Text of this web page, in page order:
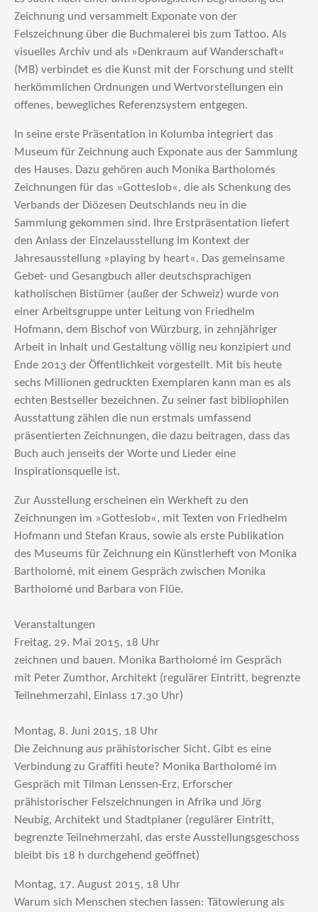
Zeichnung und versammelt Exponate von der
Felszeichnung über die Buchmalerei bis zum Tattoo. Als
visuelles Archiv und als »Denkraum auf Wanderschaft«
(MB) verbindet es die Kunst mit der Forschung und stellt
herkömmlichen Ordnungen und Wertvorstellungen ein
offenes, bewegliches Referenzsystem entgegen.
In seine erste Präsentation in Kolumba integriert das
Museum für Zeichnung auch Exponate aus der Sammlung
des Hauses. Dazu gehören auch Monika Bartholomés
Zeichnungen für das »Gotteslob«, die als Schenkung des
Verbands der Diözesen Deutschlands neu in die
Sammlung gekommen sind. Ihre Erstpräsentation liefert
den Anlass der Einzelausstellung im Kontext der
Jahresausstellung »playing by heart«. Das gemeinsame
Gebet- und Gesangbuch aller deutschsprachigen
katholischen Bistümer (außer der Schweiz) wurde von
einer Arbeitsgruppe unter Leitung von Friedhelm
Hofmann, dem Bischof von Würzburg, in zehnjähriger
Arbeit in Inhalt und Gestaltung völlig neu konzipiert und
Ende 2013 der Öffentlichkeit vorgestellt. Mit bis heute
sechs Millionen gedruckten Exemplaren kann man es als
echten Bestseller bezeichnen. Zu seiner fast bibliophilen
Ausstattung zählen die nun erstmals umfassend
präsentierten Zeichnungen, die dazu beitragen, dass das
Buch auch jenseits der Worte und Lieder eine
Inspirationsquelle ist.
Zur Ausstellung erscheinen ein Werkheft zu den
Zeichnungen im »Gotteslob«, mit Texten von Friedhelm
Hofmann und Stefan Kraus, sowie als erste Publikation
des Museums für Zeichnung ein Künstlerheft von Monika
Bartholomé, mit einem Gespräch zwischen Monika
Bartholomé und Barbara von Flüe.
Veranstaltungen
Freitag, 29. Mai 2015, 18 Uhr
zeichnen und bauen. Monika Bartholomé im Gespräch
mit Peter Zumthor, Architekt (regulärer Eintritt, begrenzte
Teilnehmerzahl, Einlass 17.30 Uhr)
Montag, 8. Juni 2015, 18 Uhr
Die Zeichnung aus prähistorischer Sicht. Gibt es eine
Verbindung zu Graffiti heute? Monika Bartholomé im
Gespräch mit Tilman Lenssen-Erz, Erforscher
prähistorischer Felszeichnungen in Afrika und Jörg
Neubig, Architekt und Stadtplaner (regulärer Eintritt,
begrenzte Teilnehmerzahl, das erste Ausstellungsgeschoss
bleibt bis 18 h durchgehend geöffnet)
Montag, 17. August 2015, 18 Uhr
Warum sich Menschen stechen lassen: Tätowierung als